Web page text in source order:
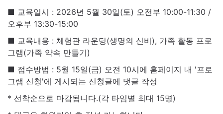
■ 교육일시 : 2026년 5월 30일(토) 오전부 10:00-11:30 /
오후부 13:30-15:00
■ 교육내용 : 체험관 라운딩(생명의 신비), 가족 활동 프로
그램(가족 약속 만들기)
■ 접수방법 : 5월 15일(금) 오전 10시에 홈페이지 내 '프로
그램 신청'에 게시되는 신청글에 댓글 작성
* 선착순으로 마감됩니다.(각 타임별 최대 15명)